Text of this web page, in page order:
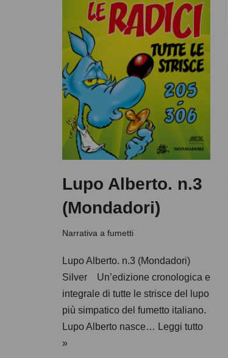
Lupo Alberto. n.3
(Mondadori)
Narrativa a fumetti
Lupo Alberto. n.3 (Mondadori)
Silver Un’edizione cronologica e
integrale di tutte le strisce del lupo
più simpatico del fumetto italiano.
Lupo Alberto nasce… Leggi tutto
»